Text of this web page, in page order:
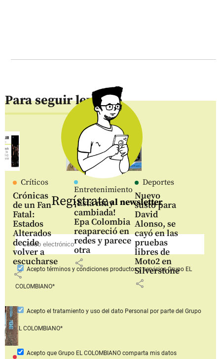
Para seguir leyendo
Críticos
Crónicas
de un Fan
Fatal:
Estados
Alterados
decide
volver a
escucharse
share
Entretenimiento
¡Está muy
cambiada!
Epa Colombia
reapareció en
redes y parece
otra
share
Deportes
Nuevo
susto para
David
Alonso, se
cayó en las
pruebas
libres de
Moto2 en
Silverstone
share
Regístrateal newsletter
Aceptotérminos y condiciones productos y serviciosGrupo EL
COLOMBIANO*
Acepto el tratamiento y uso del dato Personal por parte del Grupo
EL COLOMBIANO*
Acepto que Grupo EL COLOMBIANOcomparta mis datos